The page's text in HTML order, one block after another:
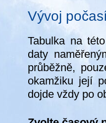
Vývoj
Tabulka na
daty
průběžně,
okamžiku její
dojde vždy po